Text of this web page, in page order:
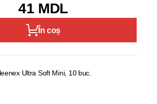
41 MDL
În coș
Ultra Soft Mini, 10 buc.